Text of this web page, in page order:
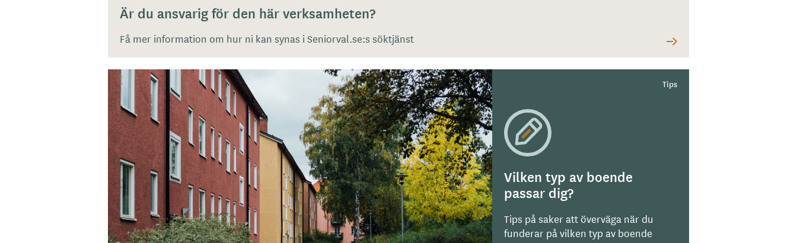
Är du ansvarig för den här verksamheten?
Få mer information om hur ni kan synas i Seniorval.se:s söktjänst
Vilken typ av boende
passar dig?
Tips på saker att överväga när du
funderar på vilken typ av boende